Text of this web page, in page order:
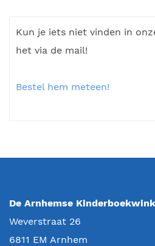
Kun je iets niet vinden in
het via de mail!
Bestel hem meteen!
De Arnhemse
Weverstraat 26
6811 EM Arnhem